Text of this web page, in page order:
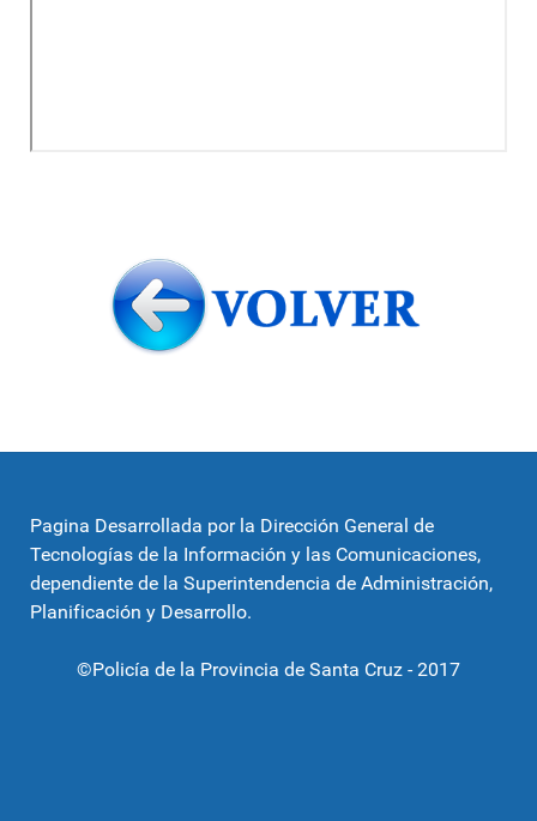
Pagina Desarrollada por la Dirección General de
Tecnologías de la Información y las Comunicaciones,
dependiente de la Superintendencia de Administración,
Planificación y Desarrollo.
©Policía de la Provincia de Santa Cruz - 2017